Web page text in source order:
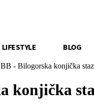
LIFESTYLE BLOG
- Bilogorska konjička
konjička